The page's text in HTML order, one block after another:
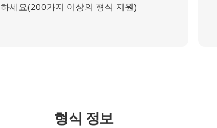
하세요(200가지 이상의 형식 지원)
형식 정보